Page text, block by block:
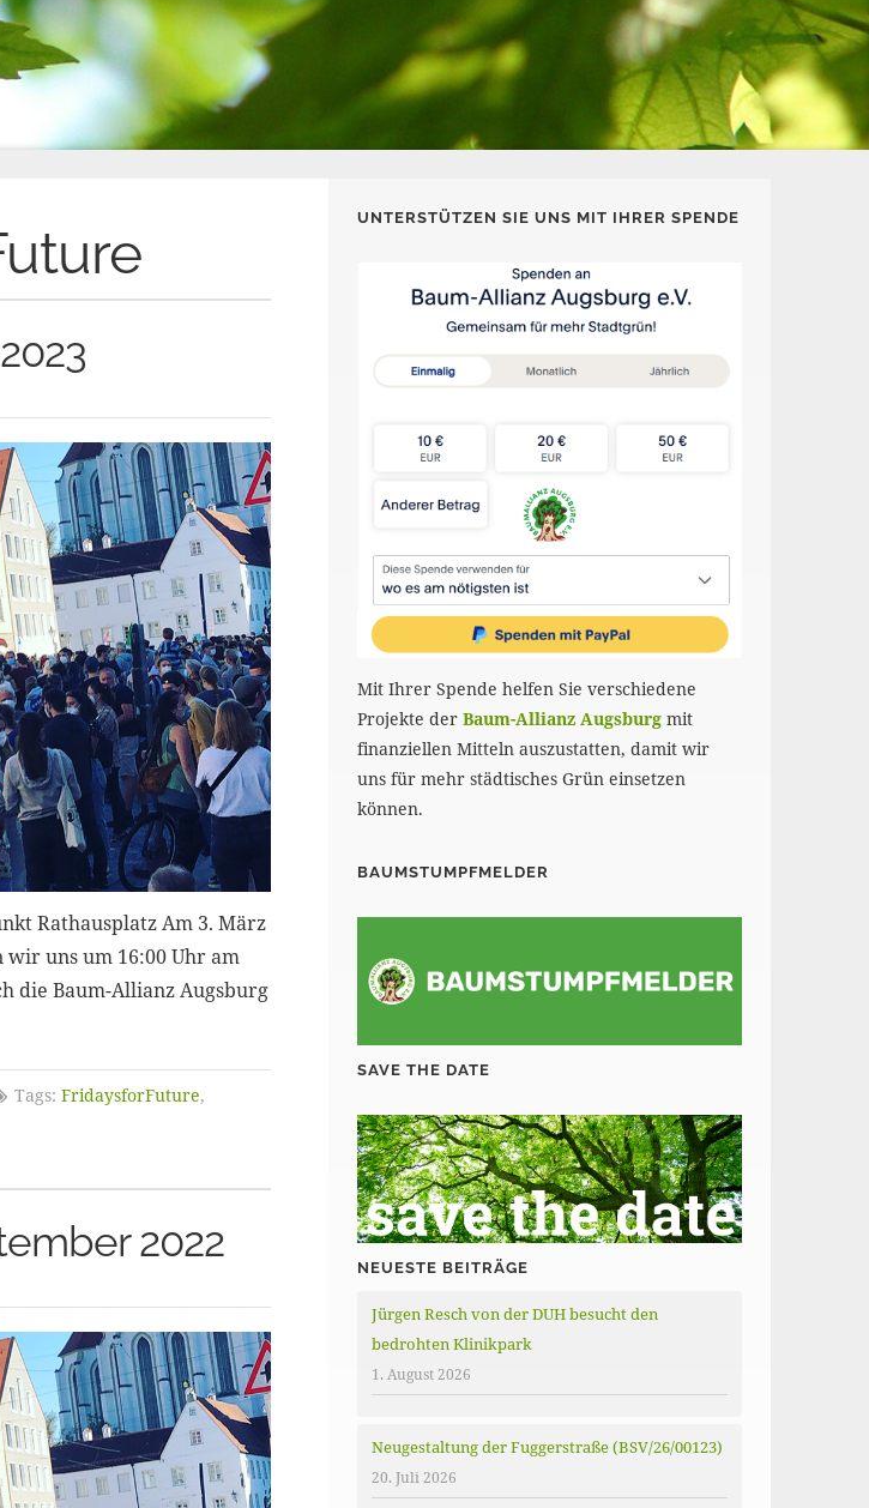
Rathausplatz Am 3. März
uns um 16:00 Uhr am
die Baum-Allianz Augsburg
Tags: FridaysforFuture,
2022
UNTERSTÜTZEN SIE UNS MIT IHRER SPENDE
Mit Ihrer Spende helfen Sie verschiedene
Projekte derBaum-Allianz Augsburg mit
finanziellen Mitteln auszustatten, damit wir
uns für mehr städtisches Grün einsetzen
können.
BAUMSTUMPFMELDER
SAVE THE DATE
NEUESTE BEITRÄGE
Jürgen Resch von der DUH besucht den
bedrohten Klinikpark
1. August 2026
Neugestaltung der Fuggerstraße (BSV/26/00123)
20. Juli 2026